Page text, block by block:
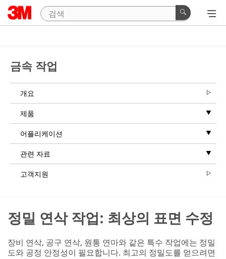
금속 작업
개요
제품
어플리케이션
관련 자료
고객지원
정밀 연삭 작업: 최상의 표면 수정
장비 연삭, 공구 연삭, 원통 연마와 같은 특수 작업에는 정밀
도와 공정 안정성이 필요합니다. 최고의 정밀도를 얻으려면